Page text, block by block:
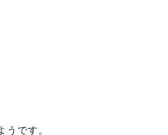
です。